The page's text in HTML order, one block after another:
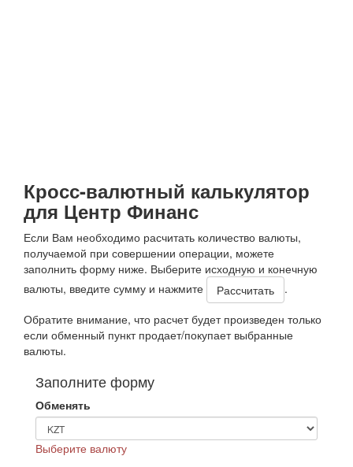
Кросс-валютный калькулятор
для Центр Финанс
Если Вам необходимо расчитать количество валюты,
получаемой при совершении операции, можете
заполнить форму ниже. Выберите исходную и конечную
валюты, введите сумму и нажмите
.
Обратите внимание, что расчет будет произведен только
если обменный пункт продает/покупает выбранные
валюты.
Заполните форму
Обменять
Выберите валюту